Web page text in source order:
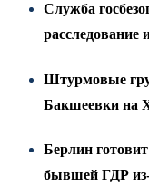
Служба
расследование
Штурмовые
Бакшеевки на
Берлин
бывшей ГДР из-